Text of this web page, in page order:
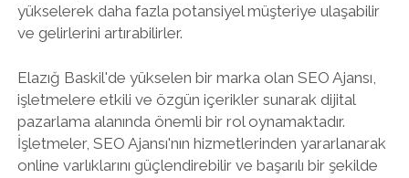
yükselerek daha fazla potansiyel müşteriye ulaşabilir
ve gelirlerini artırabilirler.
Elazığ Baskil'de yükselen bir marka olan SEO Ajansı,
işletmelere etkili ve özgün içerikler sunarak dijital
pazarlama alanında önemli bir rol oynamaktadır.
İşletmeler, SEO Ajansı'nın hizmetlerinden yararlanarak
online varlıklarını güçlendirebilir ve başarılı bir şekilde